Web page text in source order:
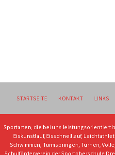
STARTSEITE KONTAKT LINKS
Sportarten, die bei uns leistungsorientiert
Eiskunstlauf, Eisschnelllauf,
Schwimmen, Turmspringen, Turnen,
Schulförderverein der Sportoberschule